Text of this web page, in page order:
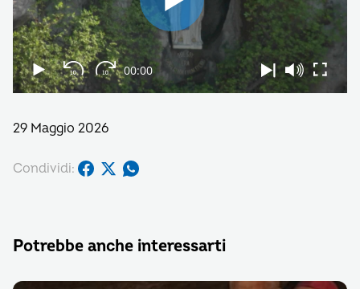
29 Maggio 2026
Condividi:
Potrebbe anche interessarti